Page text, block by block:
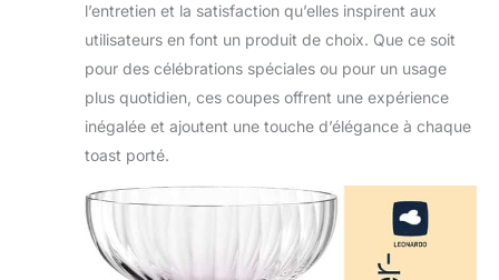
l’entretien et la satisfaction qu’elles inspirent aux
utilisateurs en font un produit de choix. Que ce soit
pour des célébrations spéciales ou pour un usage
plus quotidien, ces coupes offrent une expérience
inégalée et ajoutent une touche d’élégance à chaque
toast porté.